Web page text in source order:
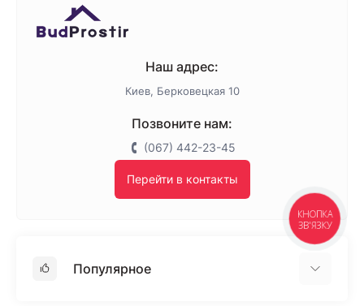
Наш адрес:
Киев, Берковецкая 10
Позвоните нам:
(067) 442-23-45
Перейти в контакты
Популярное
КНОПКА
ЗВ'ЯЗКУ